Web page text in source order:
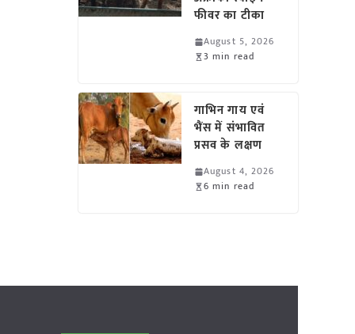
फीवर का टीका
August 5, 2026
3 min read
गाभिन गाय एवं
भैंस में संभावित
प्रसव के लक्षण
August 4, 2026
6 min read